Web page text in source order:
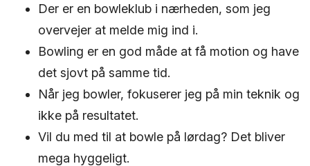
Der er en bowleklub i nærheden, som jeg
overvejer at melde mig ind i.
Bowling er en god måde at få motion og have
det sjovt på samme tid.
Når jeg bowler, fokuserer jeg på min teknik og
ikke på resultatet.
Vil du med til at bowle på lørdag? Det bliver
mega hyggeligt.